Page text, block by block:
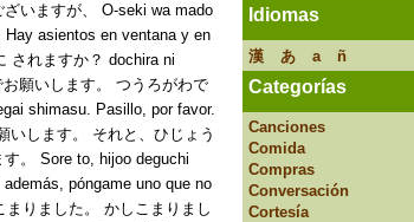
いますが、 O-seki wa mado
asientos en ventana y en
されますか？ dochira ni
願いします。 つうろがわで
shimasu. Pasillo, por favor.
いします。 それと、ひじょう
。 Sore to, hijoo deguchi
póngame uno que no
りました。 かしこまりまし
Idiomas
漢 あ a ñ
Categorías
Canciones
Comida
Compras
Conversación
Cortesía